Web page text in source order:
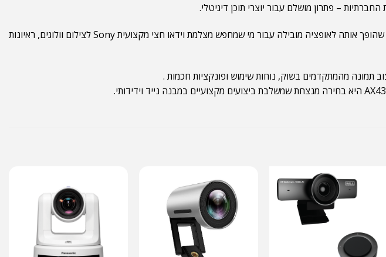
גם בתחום האודיו ה־Sony FDR-AX43 מצטיינת, עם מיקרופון מובנה רב־כיווני שמקליט סאונד נקי וברור, מה שהופך אותה לאופציה מובילה עבור מי שמחפש מצלמת וידאו חצי מקצועית Sony לצילום וולוגים, ראיונות